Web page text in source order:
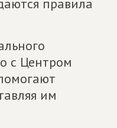
правила
с Центром
им